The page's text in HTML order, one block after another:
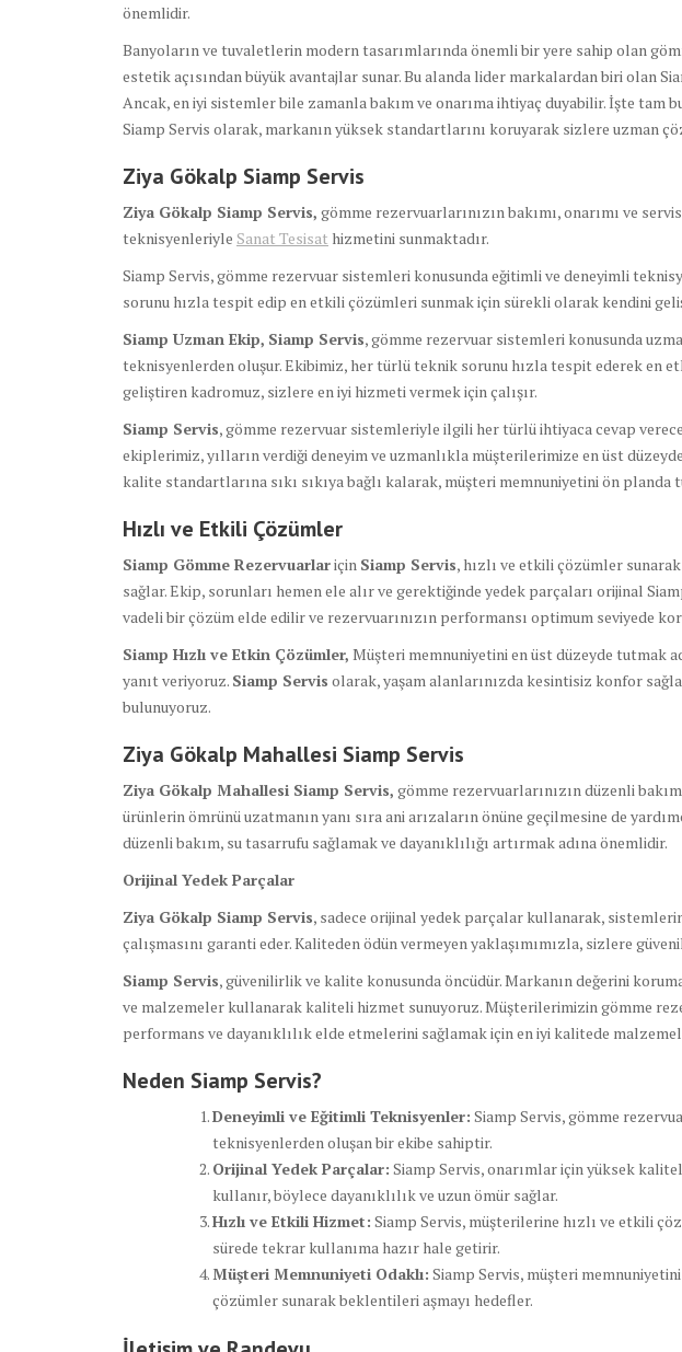
önemlidir.
Banyoların ve tuvaletlerin modern tasarımlarında önemli bir yere sahip olan
estetik açısından büyük avantajlar sunar. Bu alanda lider markalardan biri olan
Ancak, en iyi sistemler bile zamanla bakım ve onarıma ihtiyaç duyabilir. İşte tam
Siamp Servis olarak, markanın yüksek standartlarını koruyarak sizlere uzman
Ziya Gökalp Siamp Servis
Ziya Gökalp Siamp Servis, gömme rezervuarlarınızın bakımı, onarımı ve
teknisyenleriyle Sanat Tesisat hizmetini sunmaktadır.
Siamp Servis, gömme rezervuar sistemleri konusunda eğitimli ve deneyimli
sorunu hızla tespit edip en etkili çözümleri sunmak için sürekli olarak kendini
Siamp Uzman Ekip, Siamp Servis, gömme rezervuar sistemleri konusunda
teknisyenlerden oluşur. Ekibimiz, her türlü teknik sorunu hızla tespit ederek en
geliştiren kadromuz, sizlere en iyi hizmeti vermek için çalışır.
Siamp Servis, gömme rezervuar sistemleriyle ilgili her türlü ihtiyaca cevap
ekiplerimiz, yılların verdiği deneyim ve uzmanlıkla müşterilerimize en üst
kalite standartlarına sıkı sıkıya bağlı kalarak, müşteri memnuniyetini ön planda
Hızlı ve Etkili Çözümler
Siamp Gömme Rezervuarlariçin Siamp Servis, hızlı ve etkili çözümler
sağlar. Ekip, sorunları hemen ele alır ve gerektiğinde yedek parçaları orijinal
vadeli bir çözüm elde edilir ve rezervuarınızın performansı optimum seviyede
Siamp Hızlı ve Etkin Çözümler, Müşteri memnuniyetini en üst düzeyde tutmak
yanıt veriyoruz. Siamp Servis olarak, yaşam alanlarınızda kesintisiz konfor
bulunuyoruz.
Ziya Gökalp Mahallesi Siamp Servis
Ziya Gökalp Mahallesi Siamp Servis, gömme rezervuarlarınızın düzenli
ürünlerin ömrünü uzatmanın yanı sıra ani arızaların önüne geçilmesine de
düzenli bakım, su tasarrufu sağlamak ve dayanıklılığı artırmak adına önemlidir.
Orijinal Yedek Parçalar
Ziya Gökalp Siamp Servis, sadece orijinal yedek parçalar kullanarak,
çalışmasını garanti eder. Kaliteden ödün vermeyen yaklaşımımızla, sizlere
Siamp Servis, güvenilirlik ve kalite konusunda öncüdür. Markanın değerini
ve malzemeler kullanarak kaliteli hizmet sunuyoruz. Müşterilerimizin gömme
performans ve dayanıklılık elde etmelerini sağlamak için en iyi kalitede
Neden Siamp Servis?
Deneyimli ve Eğitimli Teknisyenler: Siamp Servis, gömme
teknisyenlerden oluşan bir ekibe sahiptir.
Orijinal Yedek Parçalar: Siamp Servis, onarımlar için yüksek
kullanır, böylece dayanıklılık ve uzun ömür sağlar.
Hızlı ve Etkili Hizmet: Siamp Servis, müşterilerine hızlı ve etkili
sürede tekrar kullanıma hazır hale getirir.
Müşteri Memnuniyeti Odaklı: Siamp Servis, müşteri
çözümler sunarak beklentileri aşmayı hedefler.